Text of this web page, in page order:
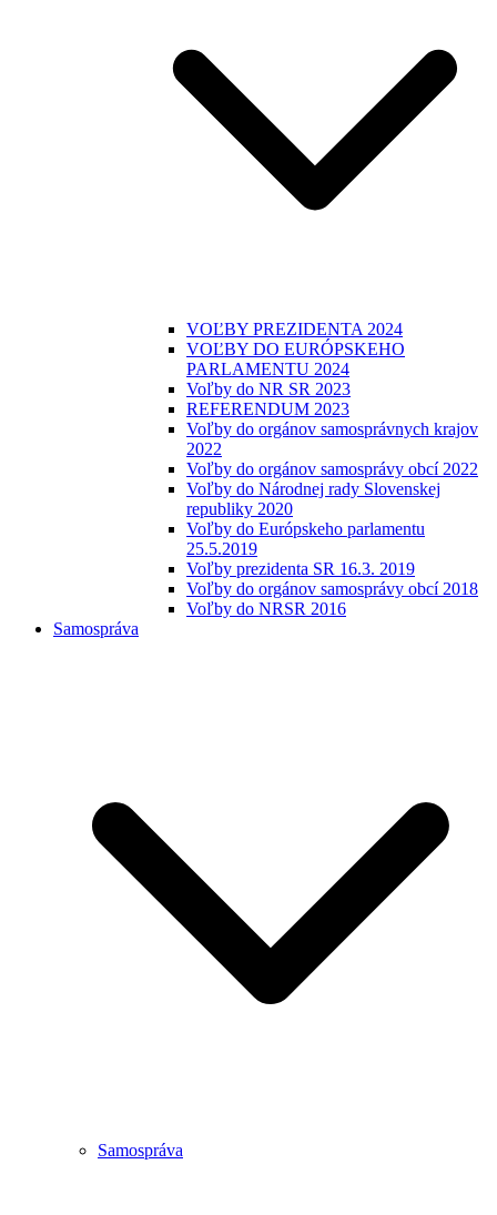
VOĽBY PREZIDENTA 2024
VOĽBY DO EURÓPSKEHO
PARLAMENTU 2024
Voľby do NR SR 2023
REFERENDUM 2023
Voľby do orgánov samosprávnych krajov
2022
Voľby do orgánov samosprávy obcí 2022
Voľby do Národnej rady Slovenskej
republiky 2020
Voľby do Európskeho parlamentu
25.5.2019
Voľby prezidenta SR 16.3. 2019
Voľby do orgánov samosprávy obcí 2018
Voľby do NRSR 2016
Samospráva
Samospráva